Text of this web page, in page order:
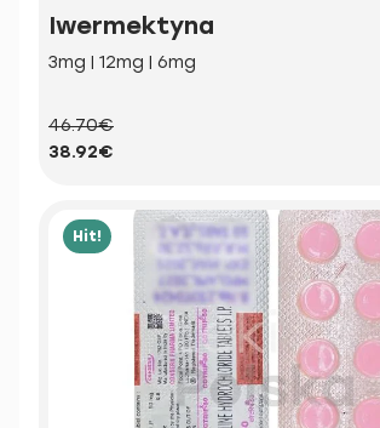
Iwermektyna
3mg | 12mg | 6mg
46.70€
38.92€
Hit!